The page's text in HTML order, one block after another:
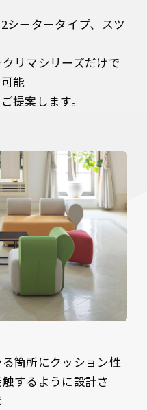
シータータイプ、スツ
リマシリーズだけで
能
箇所にクッション性
するように設計さ